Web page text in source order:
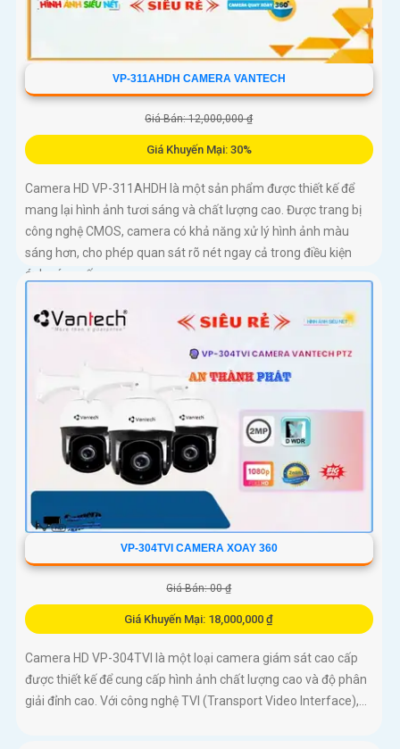
VP-311AHDH CAMERA VANTECH
Giá Bán: 12,000,000 ₫
Giá Khuyến Mại: 30%
Camera HD VP-311AHDH là một sản phẩm được thiết kế để
mang lại hình ảnh tươi sáng và chất lượng cao. Được trang bị
công nghệ CMOS, camera có khả năng xử lý hình ảnh màu
sáng hơn, cho phép quan sát rõ nét ngay cả trong điều kiện
ánh sáng yếu
VP-304TVI CAMERA XOAY 360
Giá Bán: 00 ₫
Giá Khuyến Mại: 18,000,000 ₫
Camera HD VP-304TVI là một loại camera giám sát cao cấp
được thiết kế để cung cấp hình ảnh chất lượng cao và độ phân
giải đỉnh cao. Với công nghệ TVI (Transport Video Interface),...